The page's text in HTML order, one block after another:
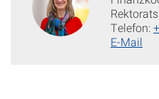
Telefon:
E-Mail